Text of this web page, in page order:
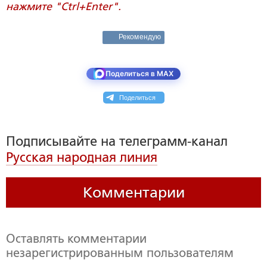
нажмите "Ctrl+Enter".
Рекомендую
Поделиться в MAX
Поделиться
Подписывайте на телеграмм-канал
Русская народная линия
Комментарии
Оставлять комментарии
незарегистрированным пользователям